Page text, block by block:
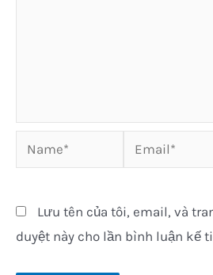
Name* Email*
Lưu tên của tôi, email, và
duyệt này cho lần bình luận kế